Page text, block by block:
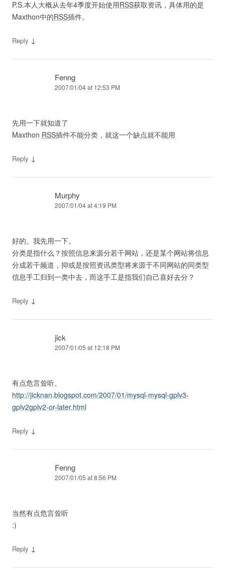
P.S.本人大概从去年4季度开始使用RSS获取资讯，具体用的是
Maxthon中的RSS插件。
Reply ↓
Fenng
2007/01/04 at 12:53 PM
先用一下就知道了
Maxthon RSS插件不能分类，就这一个缺点就不能用
Reply ↓
Murphy
2007/01/04 at 4:19 PM
好的。我先用一下。
分类是指什么？按照信息来源分若干网站，还是某个网站将信息
分成若干频道，抑或是按照资讯类型将来源于不同网站的同类型
信息手工归到一类中去，而这手工是指我们自己喜好去分？
Reply ↓
jick
2007/01/05 at 12:18 PM
有点危言耸听。
http://jicknan.blogspot.com/2007/01/mysql-mysql-gplv3-
gplv2gplv2-or-later.html
Reply ↓
Fenng
2007/01/05 at 8:56 PM
当然有点危言耸听
:)
Reply ↓